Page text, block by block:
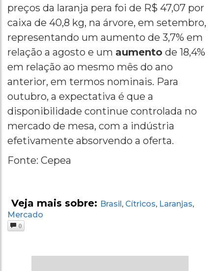
preços da laranja pera foi de R$ 47,07 por
caixa de 40,8 kg, na árvore, em setembro,
representando um aumento de 3,7% em
relação a agosto e um aumento de 18,4%
em relação ao mesmo mês do ano
anterior, em termos nominais. Para
outubro, a expectativa é que a
disponibilidade continue controlada no
mercado de mesa, com a indústria
efetivamente absorvendo a oferta.
Fonte: Cepea
Veja mais sobre: Brasil , Cítricos, Laranjas,
Mercado
0